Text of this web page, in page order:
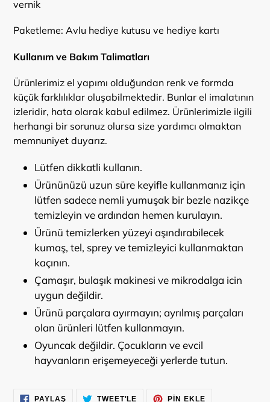
vernik
Paketleme: Avlu hediye kutusu ve hediye kartı
Kullanım ve Bakım Talimatları
Ürünlerimiz el yapımı olduğundan renk ve formda
küçük farklılıklar oluşabilmektedir. Bunlar el imalatının
izleridir, hata olarak kabul edilmez. Ürünlerimizle ilgili
herhangi bir sorunuz olursa size yardımcı olmaktan
memnuniyet duyarız.
Lütfen dikkatli kullanın.
Ürününüzü uzun süre keyifle kullanmanız için
lütfen sadece nemli yumuşak bir bezle nazikçe
temizleyin ve ardından hemen kurulayın.
Ürünü temizlerken yüzeyi aşındırabilecek
kumaş, tel, sprey ve temizleyici kullanmaktan
kaçının.
Çamaşır, bulaşık makinesi ve mikrodalga icin
uygun değildir.
Ürünü parçalara ayırmayın; ayrılmış parçaları
olan ürünleri lütfen kullanmayın.
Oyuncak değildir. Çocukların ve evcil
hayvanların erişemeyeceği yerlerde tutun.
PAYLAŞFACEBOOK'TA
TWEET'LE TWITTER'DAPIN EKLE